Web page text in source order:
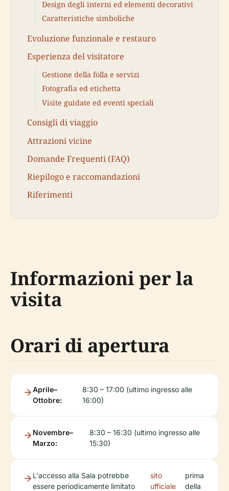
Design degli interni ed elementi decorativi
Caratteristiche simboliche
Evoluzione funzionale e restauro
Esperienza del visitatore
Gestione della folla e servizi
Fotografia ed etichetta
Visite guidate ed eventi speciali
Consigli di viaggio
Attrazioni vicine
Domande Frequenti (FAQ)
Riepilogo e raccomandazioni
Riferimenti
Informazioni per la
visita
Orari di apertura
Aprile–
Ottobre:
8:30 – 17:00 (ultimo ingresso alle
16:00)
Novembre–
Marzo:
8:30 – 16:30 (ultimo ingresso alle
15:30)
L'accesso alla Sala potrebbe
essere periodicamente limitato
sito
ufficiale
prima
della